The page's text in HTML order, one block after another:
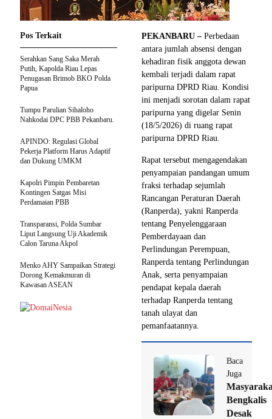
PEKANBARU – Perbedaan
antara jumlah absensi dengan
kehadiran fisik anggota dewan
kembali terjadi dalam rapat
paripurna DPRD Riau. Kondisi
ini menjadi sorotan dalam rapat
paripurna yang digelar Senin
(18/5/2026) di ruang rapat
paripurna DPRD Riau.
Rapat tersebut mengagendakan
penyampaian pandangan umum
fraksi terhadap sejumlah
Rancangan Peraturan Daerah
(Ranperda), yakni Ranperda
tentang Penyelenggaraan
Pemberdayaan dan
Perlindungan Perempuan,
Ranperda tentang Perlindungan
Anak, serta penyampaian
pendapat kepala daerah
terhadap Ranperda tentang
tanah ulayat dan
pemanfaatannya.
Baca
Juga
Bengkalis
Desak
Pos Terkait
Serahkan Sang Saka Merah
Putih, Kapolda Riau Lepas
Penugasan Brimob BKO Polda
Papua
Tumpu Parulian Sihaloho
Nahkodai DPC PBB Pekanbaru.
APINDO: Regulasi Global
Pekerja Platform Harus Adaptif
dan Dukung UMKM
Kapolri Pimpin Pembaretan
Kontingen Satgas Misi
Perdamaian PBB
Transparansi, Polda Sumbar
Liput Langsung Uji Akademik
Calon Taruna Akpol
Menko AHY Sampaikan Strategi
Dorong Kemakmuran di
Kawasan ASEAN